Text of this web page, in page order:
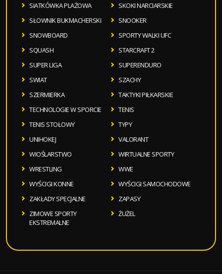
SIATKÓWKA PLAŻOWA
SKOKI NARCIARSKIE
SŁOWNIK BUKMACHERSKI
SNOOKER
SNOWBOARD
SPORTY WALKI UFC
SQUASH
STARCRAFT 2
SUPER LIGA
SUPERENDURO
SWIAT
SZACHY
SZERMIERKA
TAKTYKI PIŁKARSKIE
TECHNOLOGIE W SPORCIE
TENIS
TENIS STOŁOWY
TYPY
UNIHOKEJ
VALORANT
WIOŚLARSTWO
WIRTUALNE SPORTY
WRESTLING
WWE
WYŚCIGI KONNE
WYŚCIGI SAMOCHODOWE
ZAKŁADY SPECJALNE
ZAPASY
ZIMOWE SPORTY
EKSTREMALNE
ŻUŻEL